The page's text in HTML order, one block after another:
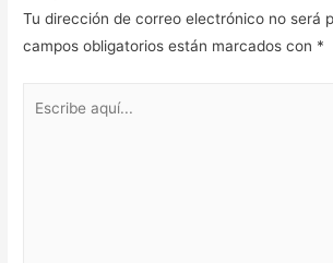
Tu dirección de correo electrónico no será
campos obligatorios están marcados con *